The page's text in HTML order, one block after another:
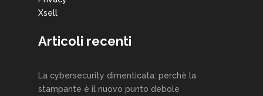
Xsell
Articoli recenti
La cybersecurity dimenticata: perchè la
stampante è il nuovo punto debole